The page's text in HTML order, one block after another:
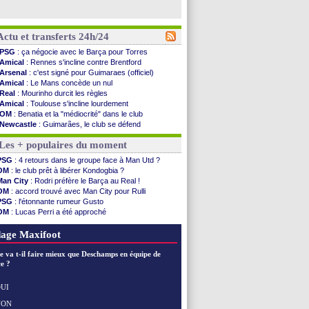
et transferts 24h/24
PSG : ça négocie avec le Barça pour Torres
Amical : Rennes s'incline contre Brentford
Arsenal : c'est signé pour Guimaraes (officiel)
Amical : Le Mans concède un nul
Real : Mourinho durcit les règles
Amical : Toulouse s'incline lourdement
OM : Benatia et la "médiocrité" dans le club
Newcastle : Guimarães, le club se défend
: la 1ère journée à suivre en DIRECT !
: une deuxième offre pour Suzuki
PSG: le groupe pour le match face à Man Utd
OM : le jour où tout a basculé pour Benatia
Heracles: Reine-Adélaïde, le sort s'acharne...
Monaco : Mawissa a gravement blessé Uche
OM : accord avec la Real Sociedad pour Aguerd
Barça : Araujo va partir en prêt à Liverpool
OM : Côme pousse pour Gouiri
: Caen premier leader
: Gouiri évoque son avenir
+ populaires du moment
: 4 retours dans le groupe face à Man Utd ?
: le club prêt à libérer Kondogbia ?
City : Rodri préfère le Barça au Real !
: accord trouvé avec Man City pour Rulli
: l'étonnante rumeur Gusto
: Lucas Perri a été approché
: Owori battu à mort à Kampala
Maxifoot
va t-il faire mieux que Deschamps en équipe de
?